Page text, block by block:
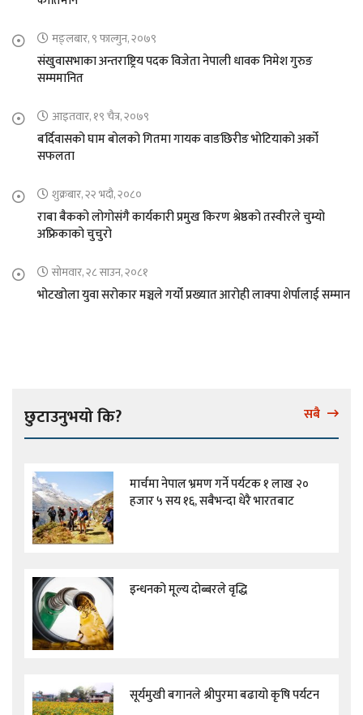
मङ्लबार, ९ फाल्गुन, २०७९
संखुवासभाका अन्तराष्ट्रिय पदक विजेता नेपाली धावक निमेश गुरुङ
सम्ममानित
आइतवार, १९ चैत्र, २०७९
बर्दिवासको घाम बोलको गितमा गायक वाङछिरीङ भोटियाको अर्को
सफलता
शुक्रबार, २२ भदौ, २०८०
राबा बैकको लोगोसंगै कार्यकारी प्रमुख किरण श्रेष्ठको तस्वीरले चुम्यो
अफ्रिकाको चुचुरो
सोमवार, २८ साउन, २०८१
भोटखोला युवा सरोकार मञ्चले गर्यो प्रख्यात आरोही लाक्पा शेर्पालाई सम्मान
छुटाउनुभयो कि? सबै
मार्चमा नेपाल भ्रमण गर्ने पर्यटक १ लाख २०
हजार ५ सय १६, सबैभन्दा धेरै भारतबाट
इन्धनको मूल्य दोब्बरले वृद्धि
सूर्यमुखी बगानले श्रीपुरमा बढायो कृषि पर्यटन